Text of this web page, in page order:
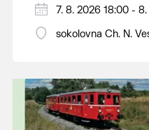
PÁTEK 7. srpna
18:00 - ruční stavění
14:00 - krojový
hostince “U Buvola”
16:00 - odpolední
7. 8. 2026 18:00 -
sokolovna Ch. N.